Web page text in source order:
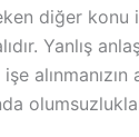
diğer konu
Yanlış
alınmanızın